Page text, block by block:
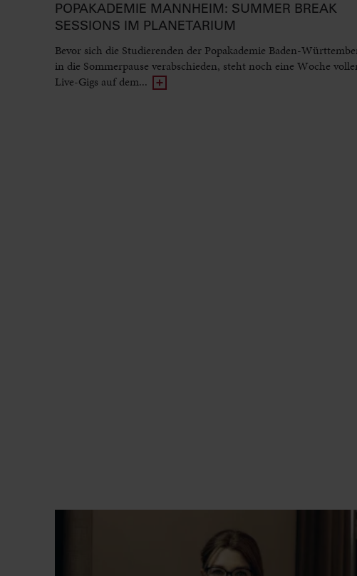
POPAKADEMIE MANNHEIM: SUMMER BREAK
SESSIONS IM PLANETARIUM
Bevor sich die Studierenden der Popakademie Baden-
in die Sommerpause verabschieden, steht noch eine Woche
Live-Gigs auf dem...